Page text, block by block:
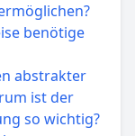
benötige
abstrakter
ist der
so wichtig?